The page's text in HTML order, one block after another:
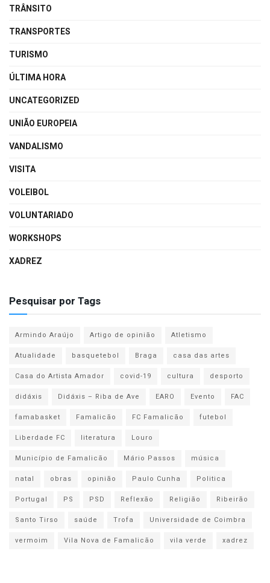
TRÂNSITO
TRANSPORTES
TURISMO
ÚLTIMA HORA
UNCATEGORIZED
UNIÃO EUROPEIA
VANDALISMO
VISITA
VOLEIBOL
VOLUNTARIADO
WORKSHOPS
XADREZ
Pesquisar por Tags
Armindo Araújo Artigo de opinião
Atletismo
Atualidade
basquetebol Braga
casa das artes
Casa do Artista Amador
covid-19 cultura
desporto
didáxis
Didáxis – Riba de Ave EARO Evento
FAC
famabasket
Famalicão FC Famalicão
futebol
Liberdade FC
literatura
Louro
Município de Famalicão
Mário Passos
música
natal
obras opinião Paulo Cunha
Politica
Portugal
PS PSD Reflexão Religião
Ribeirão
Santo Tirso
saúde Trofa
Universidade de Coimbra
vermoim
Vila Nova de Famalicão vila verde xadrez